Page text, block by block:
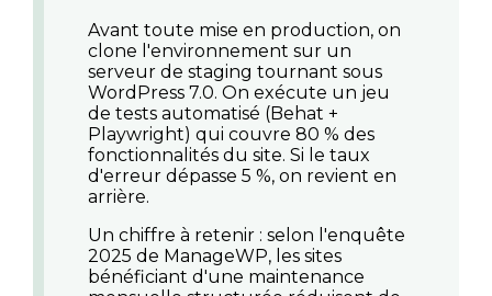
Avant toute mise en production, on
clone l'environnement sur un
serveur de staging tournant sous
WordPress 7.0. On exécute un jeu
de tests automatisé (Behat +
Playwright) qui couvre 80 % des
fonctionnalités du site. Si le taux
d'erreur dépasse 5 %, on revient en
arrière.
Un chiffre à retenir : selon l'enquête
2025 de ManageWP, les sites
bénéficiant d'une maintenance